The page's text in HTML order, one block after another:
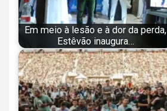
Em meio à lesão e à dor da perda,
Estêvão inaugura…